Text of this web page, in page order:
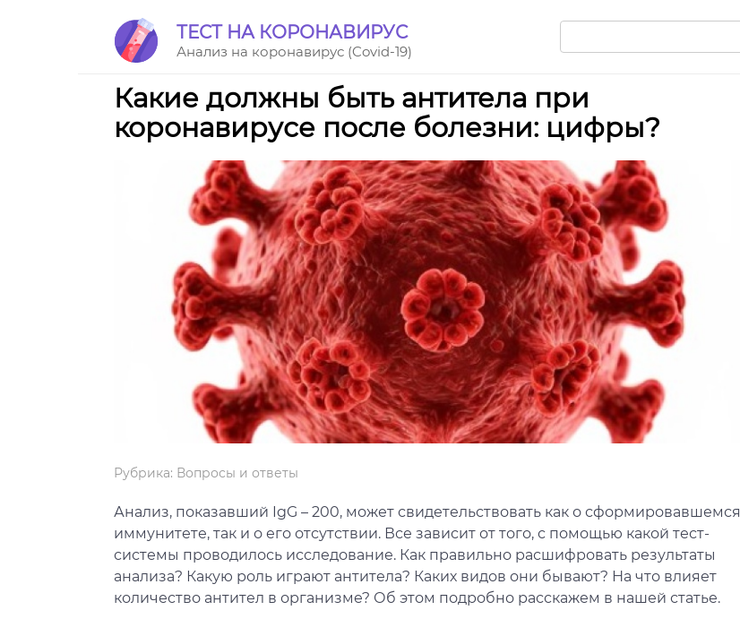
ТЕСТ НА КОРОНАВИРУС
Анализ на коронавирус (Covid-19)
Какие должны быть антитела при
коронавирусе после болезни: цифры?
Рубрика: Вопросы и ответы
Анализ, показавший IgG – 200, может свидетельствовать как о сформировавшемся
иммунитете, так и о его отсутствии. Все зависит от того, с помощью какой тест-
системы проводилось исследование. Как правильно расшифровать результаты
анализа? Какую роль играют антитела? Каких видов они бывают? На что влияет
количество антител в организме? Об этом подробно расскажем в нашей статье.